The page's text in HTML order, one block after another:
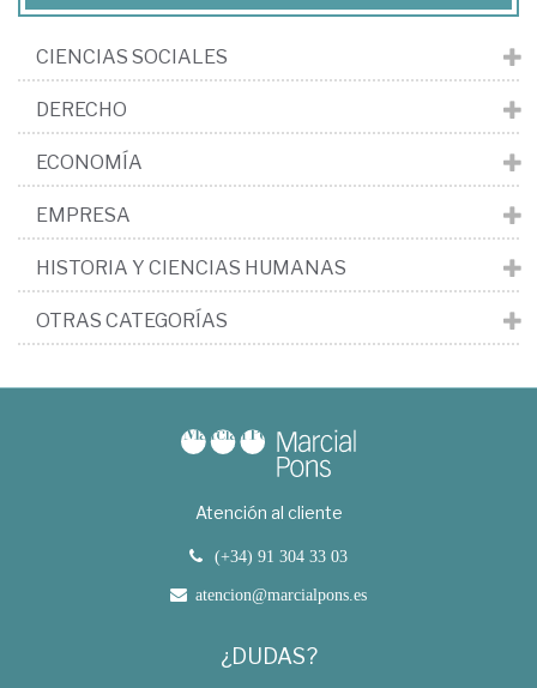
CIENCIAS SOCIALES
DERECHO
ECONOMÍA
EMPRESA
HISTORIA Y CIENCIAS HUMANAS
OTRAS CATEGORÍAS
Atención al cliente
(+34) 91 304 33 03
atencion@marcialpons.es
¿DUDAS?